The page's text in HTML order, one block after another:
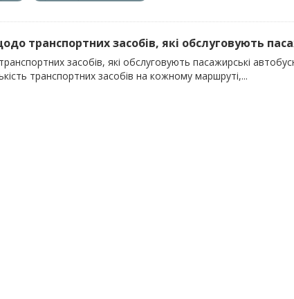
транспортних засобів, які обслуговують
засобів, які обслуговують пасажирські
транспортних засобів на кожному маршруті,...